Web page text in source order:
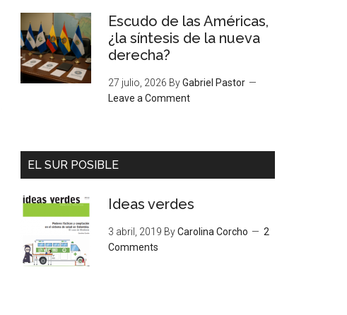
Escudo de las Américas,
¿la síntesis de la nueva
derecha?
27 julio, 2026 ByGabriel Pastor
Leave a Comment
EL SUR POSIBLE
Ideas verdes
3 abril, 2019 ByCarolina Corcho
2
Comments